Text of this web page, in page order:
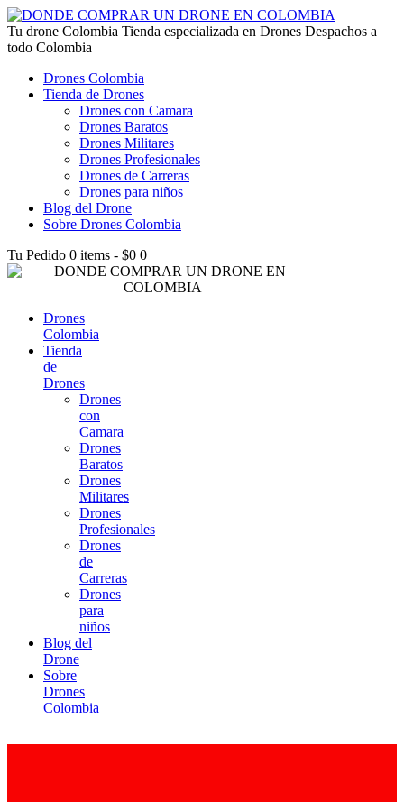
Tu drone Colombia Tienda especializada en Drones Despachos a
todo Colombia
Drones Colombia
Tienda de Drones
Drones con Camara
Drones Baratos
Drones Militares
Drones Profesionales
Drones de Carreras
Drones para niños
Blog del Drone
Sobre Drones Colombia
Tu Pedido 0 items - $0 0
Drones
Colombia
Tienda
de
Drones
Drones
con
Camara
Drones
Baratos
Drones
Militares
Drones
Profesionales
Drones
de
Carreras
Drones
para
niños
Blog del
Drone
Sobre
Drones
Colombia